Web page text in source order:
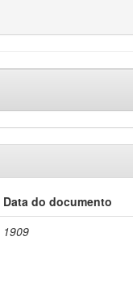
Data do documento
1909